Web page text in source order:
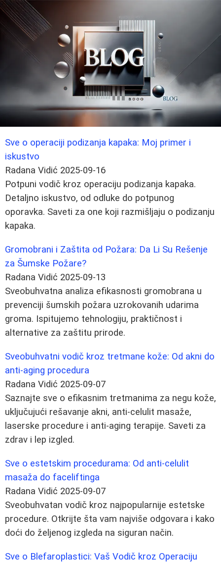
Sve o operaciji podizanja kapaka: Moj primer i
iskustvo
Radana Vidić 2025-09-16
Potpuni vodič kroz operaciju podizanja kapaka.
Detaljno iskustvo, od odluke do potpunog
oporavka. Saveti za one koji razmišljaju o podizanju
kapaka.
Gromobrani i Zaštita od Požara: Da Li Su Rešenje
za Šumske Požare?
Radana Vidić 2025-09-13
Sveobuhvatna analiza efikasnosti gromobrana u
prevenciji šumskih požara uzrokovanih udarima
groma. Ispitujemo tehnologiju, praktičnost i
alternative za zaštitu prirode.
Sveobuhvatni vodič kroz tretmane kože: Od akni do
anti-aging procedura
Radana Vidić 2025-09-07
Saznajte sve o efikasnim tretmanima za negu kože,
uključujući rešavanje akni, anti-celulit masaže,
laserske procedure i anti-aging terapije. Saveti za
zdrav i lep izgled.
Sve o estetskim procedurama: Od anti-celulit
masaža do faceliftinga
Radana Vidić 2025-09-07
Sveobuhvatan vodič kroz najpopularnije estetske
procedure. Otkrijte šta vam najviše odgovara i kako
doći do željenog izgleda na siguran način.
Sve o Blefaroplastici: Vaš Vodič kroz Operaciju